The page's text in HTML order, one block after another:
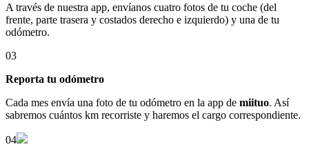
A través de nuestra app, envíanos cuatro fotos de tu coche (del
frente, parte trasera y costados derecho e izquierdo) y una de tu
odómetro.
03
Reporta tu odómetro
Cada mes envía una foto de tu odómetro en la app de miituo. Así
sabremos cuántos km recorriste y haremos el cargo correspondiente.
04